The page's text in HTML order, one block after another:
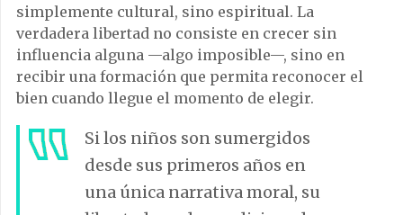
simplemente cultural, sino espiritual. La
verdadera libertad no consiste en crecer sin
influencia alguna —algo imposible—, sino en
recibir una formación que permita reconocer el
bien cuando llegue el momento de elegir.
Si los niños son sumergidos
desde sus primeros años en
una única narrativa moral, su